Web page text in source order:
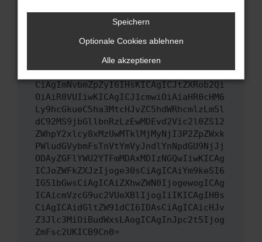
versuchen, das Problem zu beheben. Du kannst
Fehlersuche zu unterstützen:
ewogICJuYW1lIjogIk5ldHdvcmtFcnJvciIs
CiAgImNvbmZpZyI6IHsKICAgICJtZXRob2Qi
OiAiR0VUIiwKICAgICJ1cmwiOiAiaHR0cHM6
Ly9hcGkueC5ha3MtcHJvZC5hdWRhcmlzLm5l
dC92MS9jbGllbnRzLzEwMDEvd2Vic2l0ZS12
ZWhpY2xlcy8xMzUwMTklMjMyNjI3P2ZpZWxk
PWludGVybmFsTnVtYmVyJndlYnNpdGU9NjJj
ODAyZGFlYWU2YTFmMDAxMDIzNGQwIiwKICAg
ICJoZWFkZXJzIjoge30sCiAgICAiYm9keSI6
IG51bGwsCiAgICAiZXhwZWN0IjogewogICAg
ICAicmVzcG9uc2VUeXBlIjogIiIKICAgIH0s
CiAgICAidGltZW91dCI6IDAsCiAgICAicHJv
Z3Jlc3MiOiBudWxsLAogICAgInJpc2t5Ijog
ZmFsc2UKICB9Cn0=
Speichern
Optionale Cookies ablehnen
Alle akzeptieren